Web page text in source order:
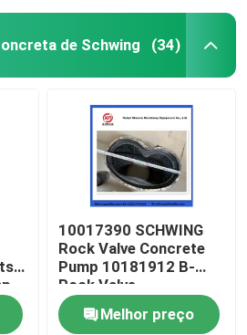
de Schwing (34)
10017390 SCHWING
Rock Valve Concrete
Pump 10181912 B-
Rock Valve
220/180/10059467
210/180Melhor preço